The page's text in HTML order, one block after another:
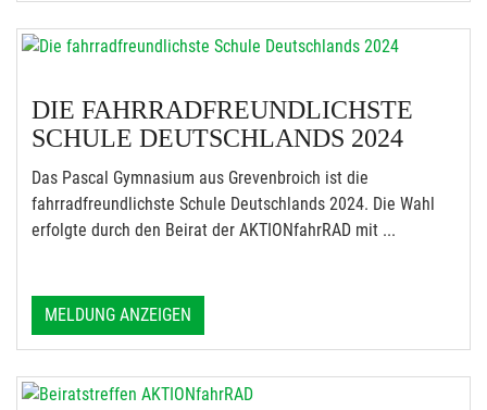
DIE FAHRRADFREUNDLICHSTE
SCHULE DEUTSCHLANDS 2024
Das Pascal Gymnasium aus Grevenbroich ist die
fahrradfreundlichste Schule Deutschlands 2024. Die Wahl
erfolgte durch den Beirat der AKTIONfahrRAD mit ...
MELDUNG ANZEIGEN